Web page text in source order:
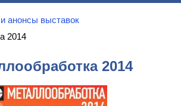
анонсы выставок
2014
2014